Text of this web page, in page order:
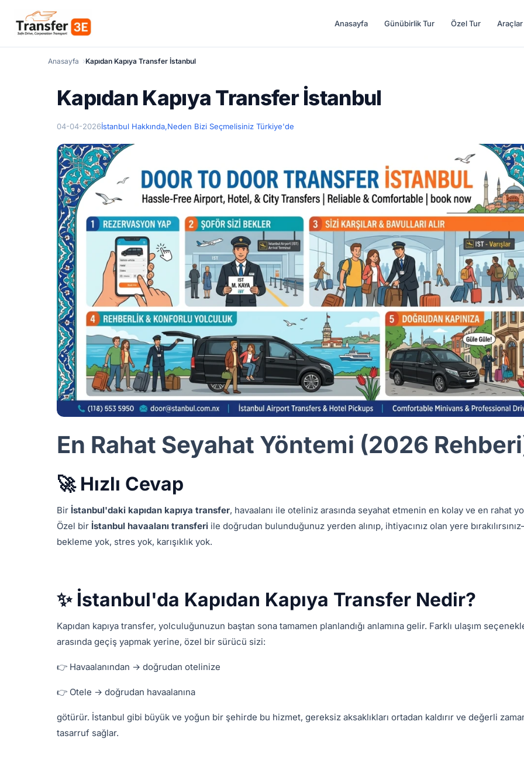
Anasayfa Günübirlik Tur Özel Tur Araçlar
Anasayfa Kapıdan Kapıya Transfer İstanbul
Kapıdan Kapıya Transfer İstanbul
04-04-2026İstanbul Hakkında,Neden Bizi Seçmelisiniz Türkiye'de
En Rahat Seyahat Yöntemi (2026
🚀 Hızlı Cevap
Bir İstanbul'daki kapıdan kapıya transfer, havaalanı ile oteliniz arasında seyahat etmenin en kolay ve en rahat
Özel bir İstanbul havaalanı transferi ile doğrudan bulunduğunuz yerden alınıp, ihtiyacınız olan yere
bekleme yok, stres yok, karışıklık yok.
✨ İstanbul'da Kapıdan Kapıya Transfer Nedir?
Kapıdan kapıya transfer, yolculuğunuzun baştan sona tamamen planlandığı anlamına gelir. Farklı ulaşım
arasında geçiş yapmak yerine, özel bir sürücü sizi:
👉 Havaalanından → doğrudan otelinize
👉 Otele → doğrudan havaalanına
götürür. İstanbul gibi büyük ve yoğun bir şehirde bu hizmet, gereksiz aksaklıkları ortadan kaldırır ve değerli
tasarruf sağlar.